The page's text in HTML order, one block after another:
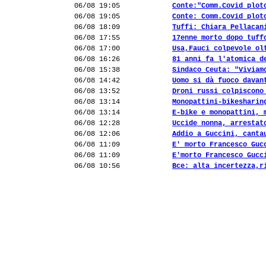
06/08 19:05
Conte:"Comm.Covid
06/08 19:05
Conte: Comm.Covid
06/08 18:09
Tuffi: Chiara
06/08 17:55
17enne morto dopo
06/08 17:00
Usa,Fauci colpevole
06/08 16:26
81 anni fa l'atomica
06/08 15:38
Sindaco Ceuta:
06/08 14:42
Uomo si dà fuoco
06/08 13:52
Droni russi colpiscono
06/08 13:14
Monopattini-
06/08 13:14
E-bike e monopattini,
06/08 12:28
Uccide nonna,
06/08 12:06
Addio a Guccini,
06/08 11:09
E' morto Francesco
06/08 11:09
E'morto Francesco
06/08 10:56
Bce: alta